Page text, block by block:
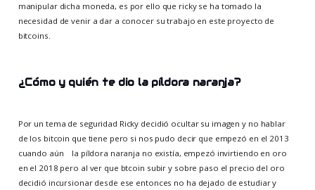
manipular dicha moneda, es por ello que ricky se ha tomado la
necesidad de venir a dar a conocer su trabajo en este proyecto de
bitcoins.
¿Cómo y quién te dio la píldora naranja?
Por un tema de seguridad Ricky decidió ocultar su imagen y no hablar
de los bitcoin que tiene pero si nos pudo decir que empezó en el 2013
cuando aún la píldora naranja no existía, empezó invirtiendo en oro
en el 2018 pero al ver que btcoin subir y sobre paso el precio del oro
decidió incursionar desde ese entonces no ha dejado de estudiar y